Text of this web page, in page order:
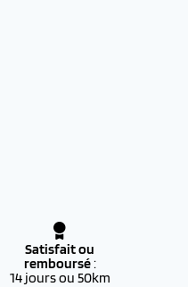
Satisfait ou
remboursé:
14 jours ou 50km